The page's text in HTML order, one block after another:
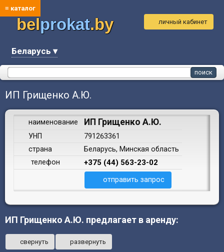
≡ каталог
belprokat.by
Беларусь ▾
личный кабинет
ИП Грищенко А.Ю.
наименование ИП Грищенко А.Ю.
УНП
791263361
страна
Беларусь, Минская область
телефон
+375 (44) 563-23-02
отправить запрос
ИП Грищенко А.Ю. предлагает в аренду:
свернуть развернуть